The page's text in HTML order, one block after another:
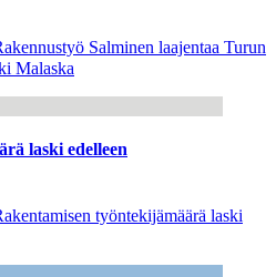
Salminen laajentaa Turun
Malaska
laski edelleen
työntekijämäärä laski